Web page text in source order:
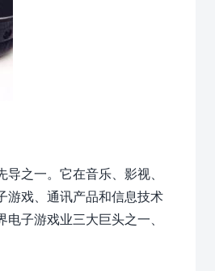
之一。它在音乐、影视、
游戏、通讯产品和信息技术
子游戏业三大巨头之一、